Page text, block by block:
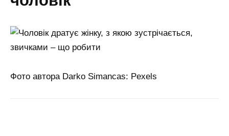
Фото автора Darko Simancas: Pexels